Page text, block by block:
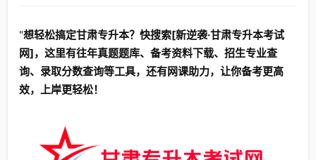
"想轻松搞定甘肃专升本？快搜索[新逆袭·甘肃专升本考试
网]，这里有往年真题题库、备考资料下载、招生专业查
询、录取分数查询等工具，还有网课助力，让你备考更高
效，上岸更轻松！